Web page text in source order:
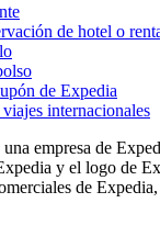
de hotel o
de Expedia
internacionales
empresa de
y el logo de
de